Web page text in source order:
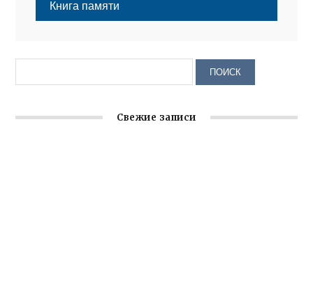
Книга памяти
Свежие записи